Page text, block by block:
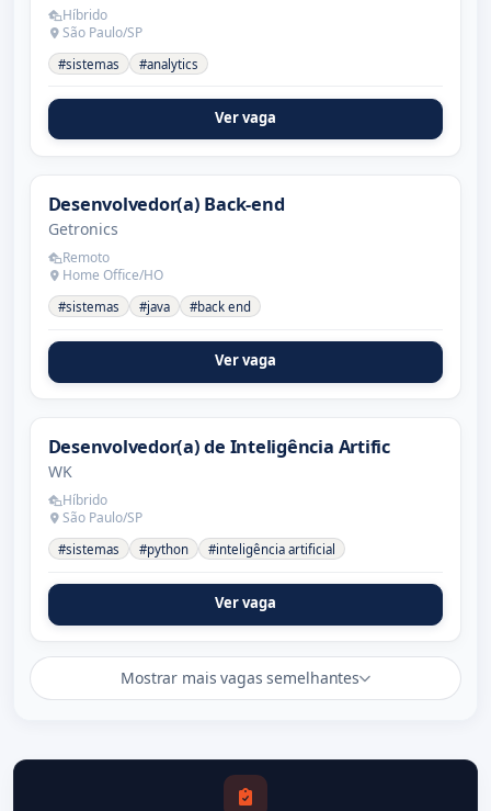
Híbrido
São Paulo/SP
#sistemas #analytics
Ver vaga
Desenvolvedor(a) Back-end
Getronics
Remoto
Home Office/HO
#sistemas #java #back end
Ver vaga
Desenvolvedor(a) de Inteligência Artific
WK
Híbrido
São Paulo/SP
#sistemas #python #inteligência artificial
Ver vaga
Mostrar mais vagas semelhantes